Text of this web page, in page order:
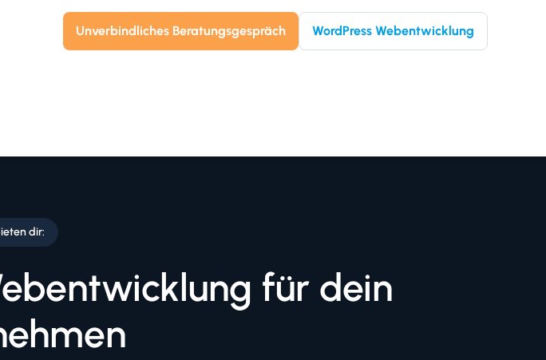
Unverbindliches Beratungsgespräch WordPress Webentwicklung
dir:
für dein